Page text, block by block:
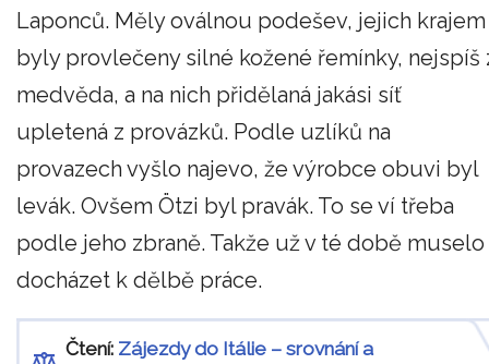
Laponců. Měly oválnou podešev, jejich krajem
byly provlečeny silné kožené řemínky, nejspíš
medvěda, a na nich přidělaná jakási síť
upletená z provázků. Podle uzlíků na
provazech vyšlo najevo, že výrobce obuvi byl
levák. Ovšem Ötzi byl pravák. To se ví třeba
podle jeho zbraně. Takže už v té době muselo
docházet k dělbě práce.
Čtení: Zájezdy do Itálie – srovnání a